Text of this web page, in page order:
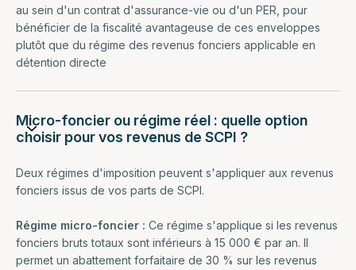
au sein d'un contrat d'assurance-vie ou d'un PER, pour
bénéficier de la fiscalité avantageuse de ces enveloppes
plutôt que du régime des revenus fonciers applicable en
détention directe
Micro-foncier ou régime réel : quelle option
choisir pour vos revenus de SCPI ?
Deux régimes d'imposition peuvent s'appliquer aux revenus
fonciers issus de vos parts de SCPI.
Régime micro-foncier : Ce régime s'applique si les revenus
fonciers bruts totaux sont inférieurs à 15 000 € par an. Il
permet un abattement forfaitaire de 30 % sur les revenus